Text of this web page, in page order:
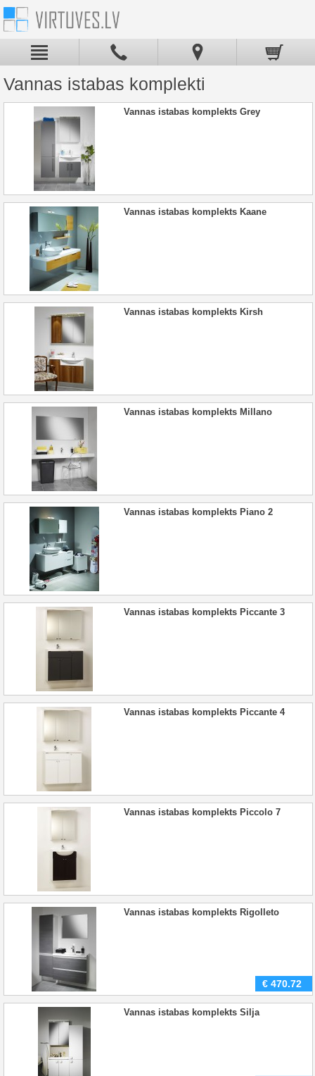
Vannas istabas komplekti
Vannas istabas komplekts Grey
Vannas istabas komplekts Kaane
Vannas istabas komplekts Kirsh
Vannas istabas komplekts Millano
Vannas istabas komplekts Piano 2
Vannas istabas komplekts Piccante 3
Vannas istabas komplekts Piccante 4
Vannas istabas komplekts Piccolo 7
Vannas istabas komplekts Rigolleto
€ 470.72
Vannas istabas komplekts Silja